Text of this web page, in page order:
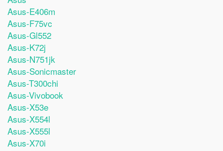
Asus-E406m
Asus-F75vc
Asus-Gl552
Asus-K72j
Asus-N751jk
Asus-Sonicmaster
Asus-T300chi
Asus-Vivobook
Asus-X53e
Asus-X554l
Asus-X555l
Asus-X70i